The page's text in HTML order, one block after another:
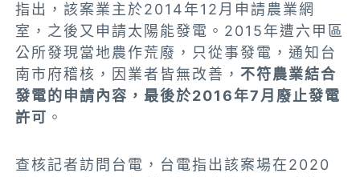
指出，該案業主於2014年12月申請農業網
室，之後又申請太陽能發電。2015年遭六甲區
公所發現當地農作荒廢，只從事發電，通知台
南市府稽核，因業者皆無改善， 不符農業結合
發電的申請內容，最後於2016年7月廢止發電
許可 。
查核記者訪問台電，台電指出該案場在2020